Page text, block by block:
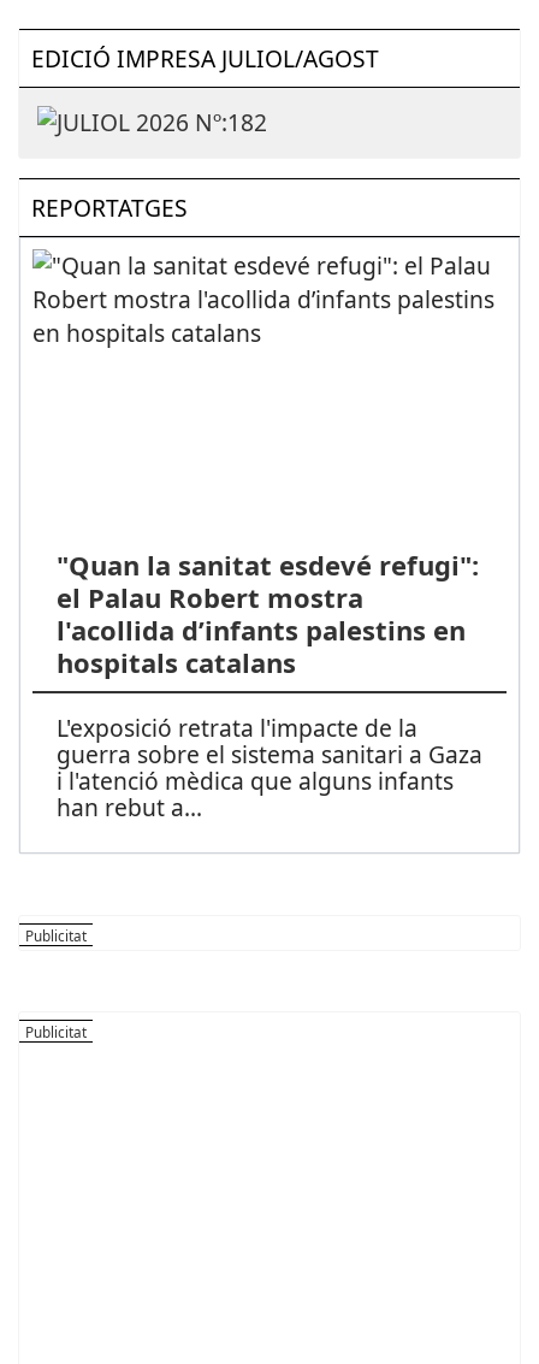
EDICIÓ IMPRESA JULIOL/AGOST
REPORTATGES
"Quan la sanitat esdevé refugi":
el Palau Robert mostra
l'acollida d’infants palestins en
hospitals catalans
L'exposició retrata l'impacte de la
guerra sobre el sistema sanitari a Gaza
i l'atenció mèdica que alguns infants
han rebut a...